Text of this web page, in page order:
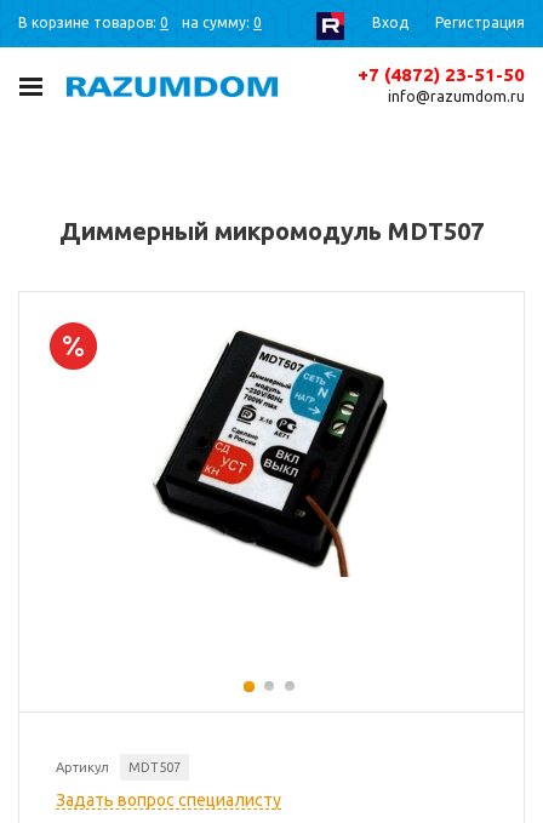
В корзине товаров: 0 на сумму: 0 Вход Регистрация
+7 (4872) 23-51-50
info@razumdom.ru
Диммерный микромодуль MDT507
Артикул MDT507
Задать вопрос специалисту